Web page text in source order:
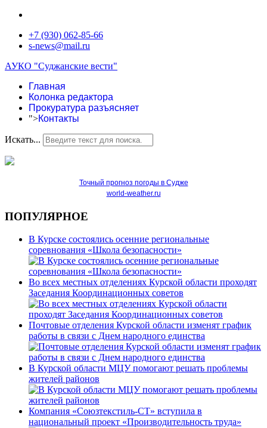
+7 (930) 062-85-66
s-news@mail.ru
АУКО "Суджанские вести"
Главная
Колонка редактора
Прокуратура разъясняет
">Контакты
Искать...
Точный прогноз погоды в Судже
world-weather.ru
ПОПУЛЯРНОЕ
В Курске состоялись осенние региональные
соревнования «Школа безопасности»
Во всех местных отделениях Курской области проходят
Заседания Координационных советов
Почтовые отделения Курской области изменят график
работы в связи с Днем народного единства
В Курской области МЦУ помогают решать проблемы
жителей районов
Компания «Союзтекстиль-СТ» вступила в
национальный проект «Производительность труда»